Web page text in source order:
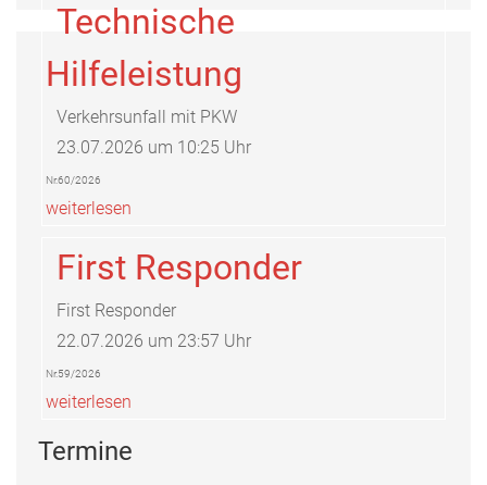
Technische
Hilfeleistung
Verkehrsunfall mit PKW
23.07.2026 um 10:25 Uhr
Nr.60/2026
weiterlesen
First Responder
First Responder
22.07.2026 um 23:57 Uhr
Nr.59/2026
weiterlesen
Termine